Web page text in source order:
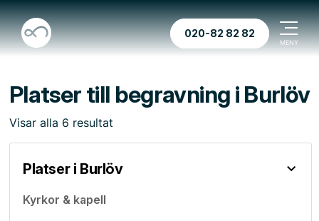
020-82 82 82
Platser till begravning i Burlöv
Visar alla 6 resultat
Platser i Burlöv
Kyrkor & kapell